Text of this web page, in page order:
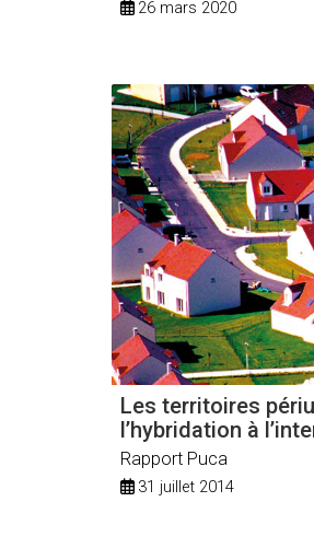
26 mars 2020
Les territoires
l’hybridation à
Rapport Puca
31 juillet 2014